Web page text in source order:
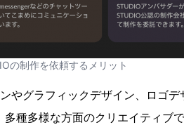
の制作を依頼するメリット
やグラフィックデザイン、ロゴ
種多様な方面のクリエイティブ